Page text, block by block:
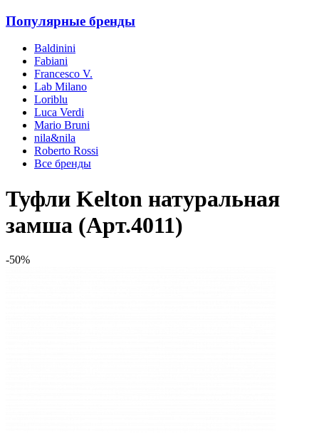
Популярные бренды
Baldinini
Fabiani
Francesco V.
Lab Milano
Loriblu
Luca Verdi
Mario Bruni
nila&nila
Roberto Rossi
Все бренды
Туфли Kelton натуральная
замша (Арт.4011)
-50%